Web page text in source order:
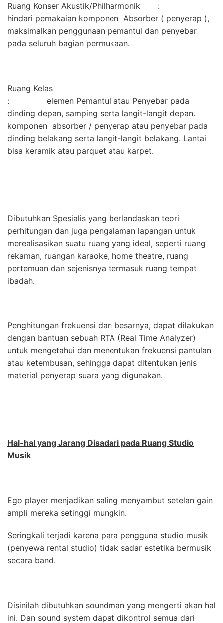
Ruang Konser Akustik/Philharmonik :
hindari pemakaian komponen Absorber ( penyerap ),
maksimalkan penggunaan pemantul dan penyebar
pada seluruh bagian permukaan.
Ruang Kelas
: elemen Pemantul atau Penyebar pada
dinding depan, samping serta langit-langit depan.
komponen absorber / penyerap atau penyebar pada
dinding belakang serta langit-langit belakang. Lantai
bisa keramik atau parquet atau karpet.
Dibutuhkan Spesialis yang berlandaskan teori
perhitungan dan juga pengalaman lapangan untuk
merealisasikan suatu ruang yang ideal, seperti ruang
rekaman, ruangan karaoke, home theatre, ruang
pertemuan dan sejenisnya termasuk ruang tempat
ibadah.
Penghitungan frekuensi dan besarnya, dapat dilakukan
dengan bantuan sebuah RTA (Real Time Analyzer)
untuk mengetahui dan menentukan frekuensi pantulan
atau ketembusan, sehingga dapat ditentukan jenis
material penyerap suara yang digunakan.
Hal-hal yang Jarang Disadari pada Ruang Studio
Musik
Ego player menjadikan saling menyambut setelan gain
ampli mereka setinggi mungkin.
Seringkali terjadi karena para pengguna studio musik
(penyewa rental studio) tidak sadar estetika bermusik
secara band.
Disinilah dibutuhkan soundman yang mengerti akan hal
ini. Dan sound system dapat dikontrol semua dari